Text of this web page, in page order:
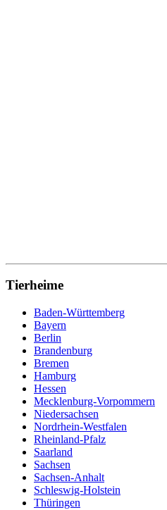
Tierheime
Baden-Württemberg
Bayern
Berlin
Brandenburg
Bremen
Hamburg
Hessen
Mecklenburg-Vorpommern
Niedersachsen
Nordrhein-Westfalen
Rheinland-Pfalz
Saarland
Sachsen
Sachsen-Anhalt
Schleswig-Holstein
Thüringen